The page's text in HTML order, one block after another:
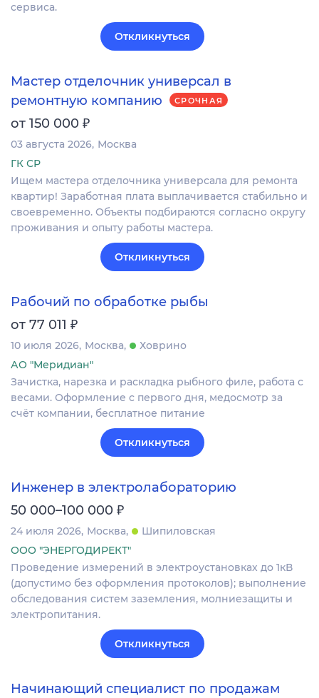
сервиса.
Откликнуться
Мастер отделочник универсал в
ремонтную компанию
СРОЧНАЯ
от 150 000 ₽
03 августа 2026 Москва
ГК СР
Ищем мастера отделочника универсала для ремонта
квартир! Заработная плата выплачивается стабильно и
своевременно. Объекты подбираются согласно округу
проживания и опыту работы мастера.
Откликнуться
Рабочий по обработке рыбы
от 77 011 ₽
10 июля 2026 Москва
Ховрино
АО "Меридиан"
Зачистка, нарезка и раскладка рыбного филе, работа с
весами. Оформление c первого дня, медосмотр за
счёт компании, бесплатное питание
Откликнуться
Инженер в электролабораторию
50 000–100 000 ₽
24 июля 2026 Москва
Шипиловская
ООО "ЭНЕРГОДИРЕКТ"
Проведение измерений в электроустановках до 1кВ
(допустимо без оформления протоколов); выполнение
обследования систем заземления, молниезащиты и
электропитания.
Откликнуться
Начинающий специалист по продажам